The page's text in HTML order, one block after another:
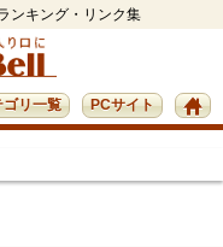
ンキング・リンク集
PCサイト
ゴリ一覧